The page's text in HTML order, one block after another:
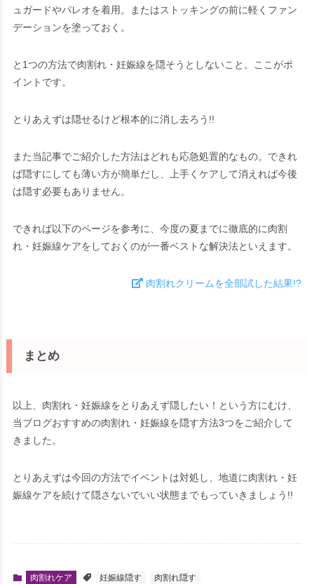
ュガードやパレオを着用。またはストッキングの前に軽くファン
デーションを塗っておく。
と1つの方法で肉割れ・妊娠線を隠そうとしないこと。ここがポ
イントです。
とりあえずは隠せるけど根本的に消し去ろう!!
また当記事でご紹介した方法はどれも応急処置的なもの。できれ
ば隠すにしても薄い方が簡単だし、上手くケアして消えれば今後
は隠す必要もありません。
できれば以下のページを参考に、今度の夏までに徹底的に肉割
れ・妊娠線ケアをしておくのが一番ベストな解決法といえます。
肉割れクリームを全部試した結果!?
まとめ
以上、肉割れ・妊娠線をとりあえず隠したい！という方にむけ、
当ブログおすすめの肉割れ・妊娠線を隠す方法3つをご紹介して
きました。
とりあえずは今回の方法でイベントは対処し、地道に肉割れ・妊
娠線ケアを続けて隠さないでいい状態までもっていきましょう!!
肉割れケア 妊娠線隠す 肉割れ隠す